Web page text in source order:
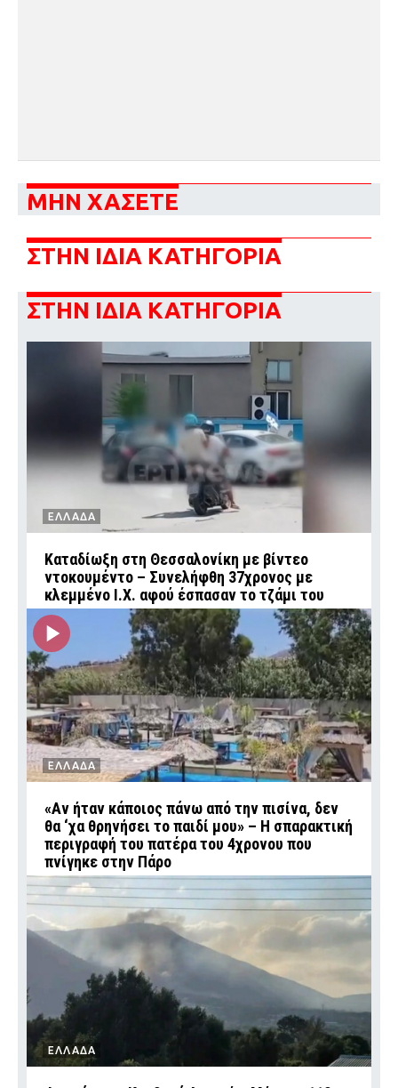
ΜΗΝ ΧΑΣΕΤΕ
ΣΤΗΝ ΙΔΙΑ ΚΑΤΗΓΟΡΙΑ
ΣΤΗΝ ΙΔΙΑ ΚΑΤΗΓΟΡΙΑ
ΕΛΛΑΔΑ
Καταδίωξη στη Θεσσαλονίκη με βίντεο
ντοκουμέντο – Συνελήφθη 37χρονος με
κλεμμένο Ι.Χ. αφού έσπασαν το τζάμι του
ΕΛΛΑΔΑ
«Αν ήταν κάποιος πάνω από την πισίνα, δεν
θα ‘χα θρηνήσει το παιδί μου» – Η σπαρακτική
περιγραφή του πατέρα του 4χρονου που
πνίγηκε στην Πάρο
ΕΛΛΑΔΑ